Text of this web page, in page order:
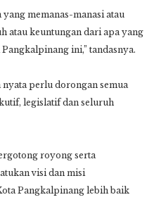
memanas-manasi atau
atau keuntungan dari apa yang
ini,” tandasnya.
perlu dorongan semua
legislatif dan seluruh
royong serta
visi dan misi
Pangkalpinang lebih baik